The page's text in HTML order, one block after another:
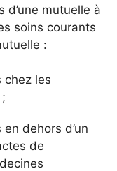
d’une mutuelle à
soins courants
:
chez les
dehors d’un
de